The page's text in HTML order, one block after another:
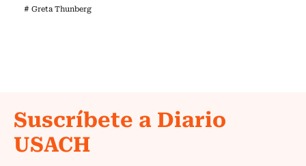
# Greta Thunberg